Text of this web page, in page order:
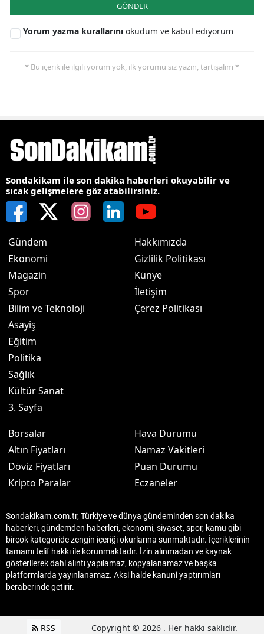
GÖNDER
Yorum yazma kurallarını okudum ve kabul ediyorum
* Bu içerik ile ilgili yorum yok, ilk yorumu siz yazın, tartışalım *
Sondakikam ile son dakika haberleri okuyabilir ve
sıcak gelişmelere göz atabilirsiniz.
Gündem
Ekonomi
Magazin
Spor
Bilim ve Teknoloji
Asayiş
Eğitim
Politika
Sağlık
Kültür Sanat
3. Sayfa
Hakkımızda
Gizlilik Politikası
Künye
İletişim
Çerez Politikası
Borsalar
Altın Fiyatları
Döviz Fiyatları
Kripto Paralar
Hava Durumu
Namaz Vakitleri
Puan Durumu
Eczaneler
Sondakikam.com.tr, Türkiye ve dünya gündeminden son dakika
haberleri, gündemden haberleri, ekonomi, siyaset, spor, kamu gibi
birçok kategoride zengin içeriği okurlarına sunmaktadır. İçeriklerinin
tamamı telif hakkı ile korunmaktadır. İzin alınmadan ve kaynak
gösterilerek dahi alıntı yapılamaz, kopyalanamaz ve başka
platformlarda yayınlanamaz. Aksi halde kanuni yaptırımları
beraberinde getirir.
RSS Copyright © 2026 . Her hakkı saklıdır.